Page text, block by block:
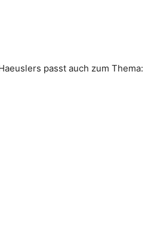
passt auch zum Thema: